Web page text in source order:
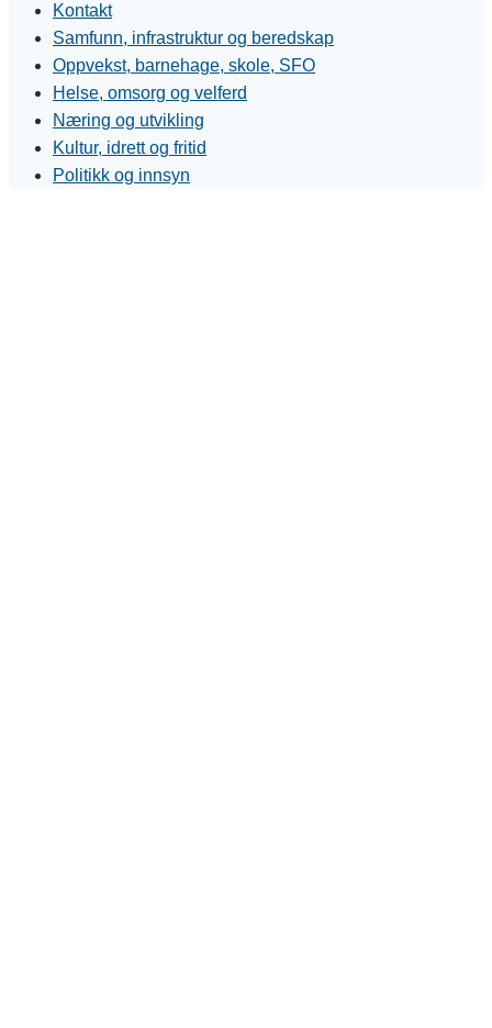
Kontakt
Samfunn, infrastruktur og beredskap
Oppvekst, barnehage, skole, SFO
Helse, omsorg og velferd
Næring og utvikling
Kultur, idrett og fritid
Politikk og innsyn